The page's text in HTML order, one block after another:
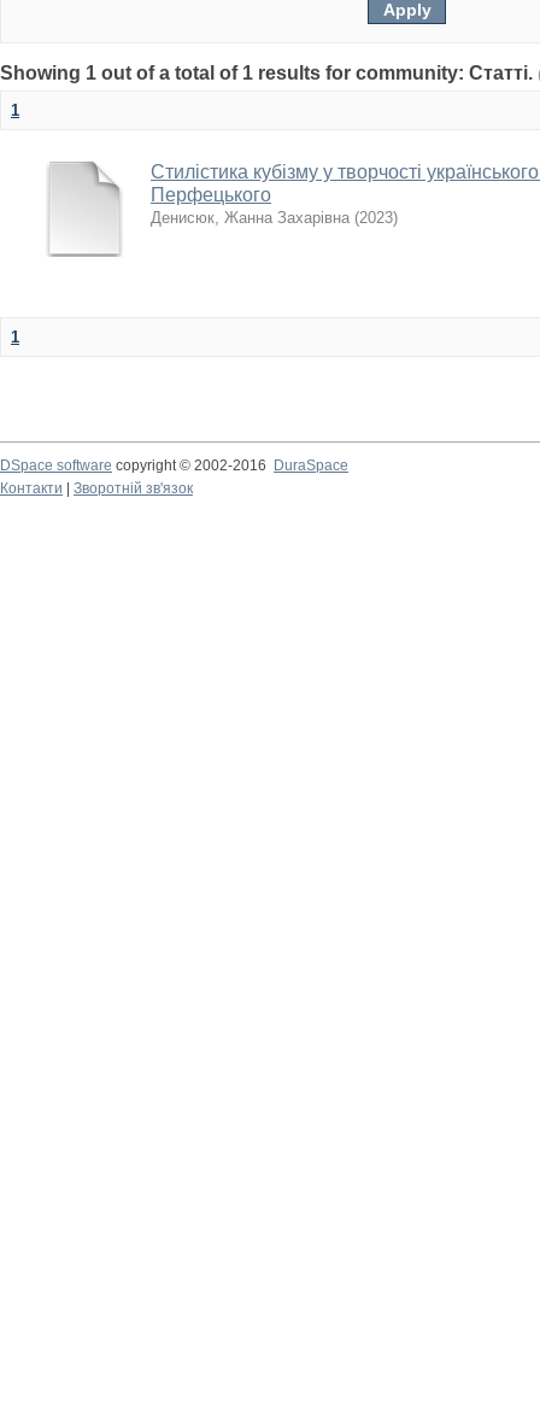
Showing 1 out of a total of 1 results for community: Статті.
1
Стилістика кубізму у творчості
Перфецького
Денисюк, Жанна Захарівна (2023)
1
DSpace software copyright © 2002-2016
DuraSpace
Контакти
Зворотній зв'язок